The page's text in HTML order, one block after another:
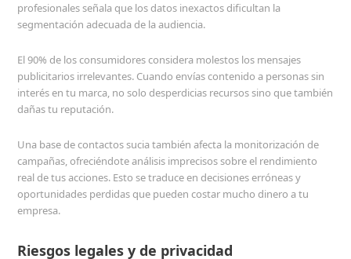
profesionales señala que los datos inexactos dificultan la
segmentación adecuada de la audiencia.
El 90% de los consumidores considera molestos los mensajes
publicitarios irrelevantes. Cuando envías contenido a personas sin
interés en tu marca, no solo desperdicias recursos sino que también
dañas tu reputación.
Una base de contactos sucia también afecta la monitorización de
campañas, ofreciéndote análisis imprecisos sobre el rendimiento
real de tus acciones. Esto se traduce en decisiones erróneas y
oportunidades perdidas que pueden costar mucho dinero a tu
empresa.
Riesgos legales y de privacidad